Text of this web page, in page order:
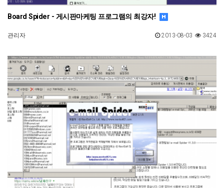
Board Spider - 게시판마케팅 프로그램의 최강자!
관리자 3424
2013-08-03